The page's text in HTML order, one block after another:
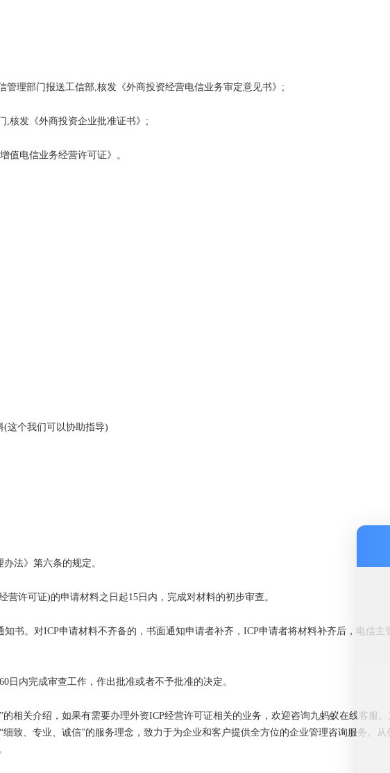
理部门报送工信部,核发《外商投资经营电信业务审定意见书》;
发《外商投资企业批准证书》;
电信业务经营许可证》。
个我们可以协助指导)
法》第六条的规定。
许可证)的申请材料之日起15日内，完成对材料的初步审查。
。对ICP申请材料不齐备的，书面通知申请者补齐，ICP申请者将材料补齐后，电信主
内完成审查工作，作出批准或者不予批准的决定。
关介绍，如果有需要办理外资ICP经营许可证相关的业务，欢迎咨询九蚂蚁在线客服。
致、专业、诚信”的服务理念，致力于为企业和客户提供全方位的企业管理咨询服务。从